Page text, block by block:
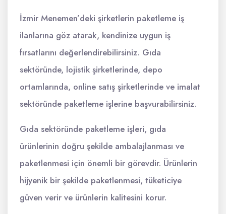
İzmir Menemen’deki şirketlerin paketleme iş
ilanlarına göz atarak, kendinize uygun iş
fırsatlarını değerlendirebilirsiniz. Gıda
sektöründe, lojistik şirketlerinde, depo
ortamlarında, online satış şirketlerinde ve imalat
sektöründe paketleme işlerine başvurabilirsiniz.
Gıda sektöründe paketleme işleri, gıda
ürünlerinin doğru şekilde ambalajlanması ve
paketlenmesi için önemli bir görevdir. Ürünlerin
hijyenik bir şekilde paketlenmesi, tüketiciye
güven verir ve ürünlerin kalitesini korur.